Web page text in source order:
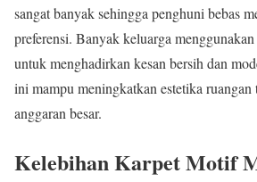
sangat banyak sehingga penghuni bebas
preferensi. Banyak keluarga
untuk menghadirkan kesan bersih dan
ini mampu meningkatkan estetika ruangan
anggaran besar.
Kelebihan Karpet Motif